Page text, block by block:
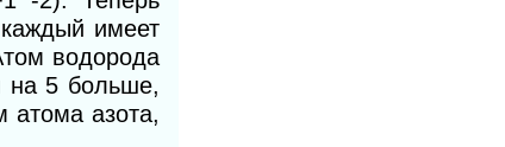
имеет
водорода
на 5 больше,
атома азота,